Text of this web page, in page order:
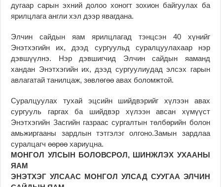
дугаар сарын эхний долоо хоногт зохион байгуулах ба
ярилцлага англи хэл дээр явагдана.
Элчин сайдын яам ярилцлагад тэнцсэн 40 хүнийг
Энэтхэгийн их, дээд сургуульд суралцуулахаар нэр
дэвшүүлнэ. Нэр дэвшигчид Элчин сайдын яаманд
хандан Энэтхэгийн их, дээд сургуулиудад элсэх гарын
авлагатай танилцаж, зөвлөгөө авах боломжтой.
Суралцуулах тухай эцсийн шийдвэрийг хүлээн авах
сургууль гаргах ба шийдвэр хүлээн авсан хүмүүст
Энэтхэгийн Засгийн газраас сургалтын төлбөрийн болон
амьжиргааны зардлын тэтгэлэг олгоно.Замын зардлаа
суралцагч өөрөө хариуцна.
МОНГОЛ УЛСЫН БОЛОВСРОЛ, ШИНЖЛЭХ УХААНЫ
ЯАМ
ЭНЭТХЭГ УЛСААС МОНГОЛ УЛСАД СУУГАА ЭЛЧИН